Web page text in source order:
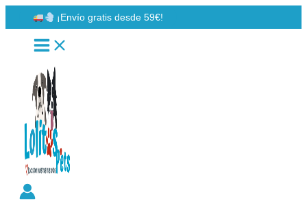
al
contenido
¡Envío gratis desde 59€!